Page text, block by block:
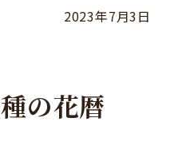
2023年7月3日
の花暦